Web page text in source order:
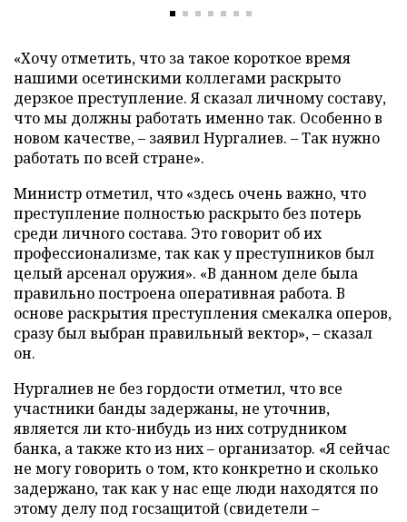
«Хочу отметить, что за такое короткое время
нашими осетинскими коллегами раскрыто
дерзкое преступление. Я сказал личному составу,
что мы должны работать именно так. Особенно в
новом качестве,– заявил Нургалиев. –Так нужно
работать по всей стране».
Министр отметил, что «здесь очень важно, что
преступление полностью раскрыто без потерь
среди личного состава. Это говорит об их
профессионализме, так как у преступников был
целый арсенал оружия». «В данном деле была
правильно построена оперативная работа. В
основе раскрытия преступления смекалка оперов,
сразу был выбран правильный вектор»,– сказал
он.
Нургалиев не без гордости отметил, что все
участники банды задержаны, не уточнив,
является ли кто-нибудь из них сотрудником
банка, а также кто из них– организатор. «Я сейчас
не могу говорить о том, кто конкретно и сколько
задержано, так как у нас еще люди находятся по
этому делу под госзащитой (свидетели–